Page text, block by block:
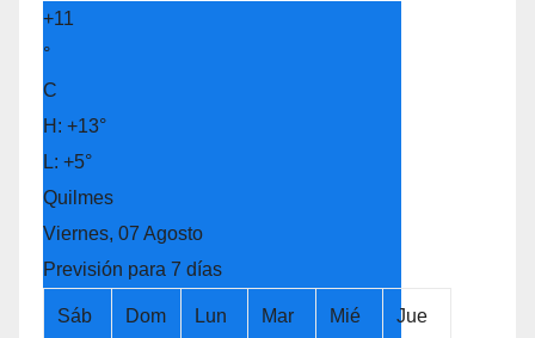
+11
°
C
H: +13°
L: +5°
Quilmes
Viernes, 07 Agosto
Previsión para 7 días
Sáb Dom Lun Mar Mié Jue